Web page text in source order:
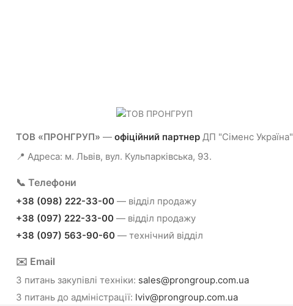
ТОВ «ПРОНГРУП» — офіційний партнерДП "Сіменс Україна"
📍 Адреса: м. Львів, вул. Кульпарківська, 93.
📞 Телефони
+38 (098) 222-33-00— відділ продажу
+38 (097) 222-33-00— відділ продажу
+38 (097) 563-90-60— технічний відділ
✉️ Email
З питань закупівлі техніки: sales@prongroup.com.ua
З питань до адміністрації: lviv@prongroup.com.ua